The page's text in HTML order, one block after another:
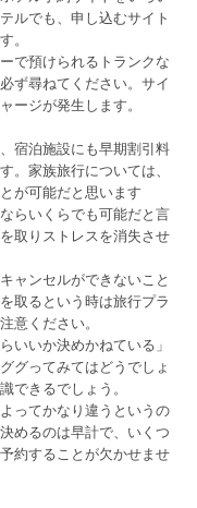
ルでも、申し込むサイト
。
で預けられるトランクな
ず尋ねてください。サイ
ージが発生します。
宿泊施設にも早期割引料
。家族旅行については、
が可能だと思います
らいくらでも可能だと言
取りストレスを消失させ
ャンセルができないこと
取るという時は旅行プラ
意ください。
いいか決めかねている」
グってみてはどうでしょ
できるでしょう。
ってかなり違うというの
めるのは早計で、いくつ
約することが欠かせませ